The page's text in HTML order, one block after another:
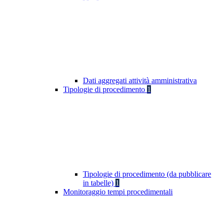
Dati aggregati attività amministrativa
Tipologie di procedimento 1
Tipologie di procedimento (da pubblicare
in tabelle) 1
Monitoraggio tempi procedimentali